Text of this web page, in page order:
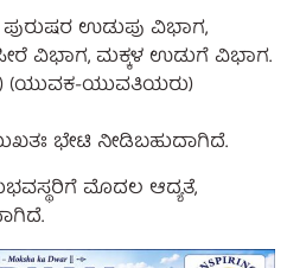
ಉಡುಪು ವಿಭಾಗ,
ವಿಭಾಗ, ಮಕ್ಕಳ ಉಡುಗೆ ವಿಭಾಗ.
(ಯುವಕ-ಯುವತಿಯರು)
ಮುಖತಃ ಭೇಟಿ ನೀಡಿಬಹುದಾಗಿದೆ.
ಮೊದಲ ಆದ್ಯತೆ,